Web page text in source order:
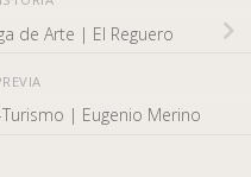
de Arte | El Reguero
| Eugenio Merino